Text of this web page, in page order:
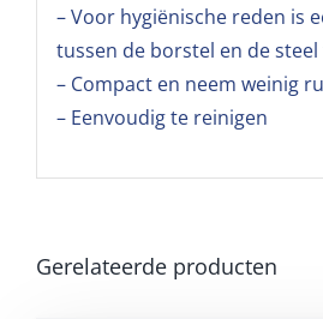
– Voor hygiënische reden is
tussen de borstel en de
– Compact en neem weinig
– Eenvoudig te reinigen
Gerelateerde producten